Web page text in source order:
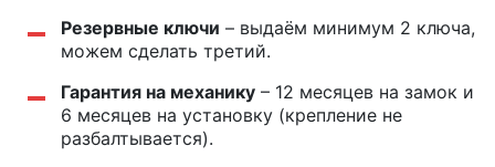
Резервные ключи – выдаём минимум 2 ключа,
можем сделать третий.
Гарантия на механику – 12 месяцев на замок и
6 месяцев на установку (крепление не
разбалтывается).